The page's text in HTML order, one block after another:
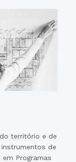
território e de
de
Programas